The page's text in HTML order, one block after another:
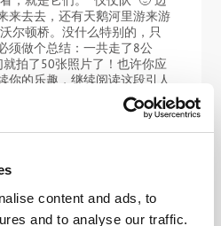
content and ads, to
and to analyse our traffic.
来去去，还有天鹅河里游来游
尔顿桥。没什么特别的，只
须做个总结：一共走了8公
拍了50张照片了！也许你应
你的乐趣，继续阅读这段引人
些来自伦敦的照片都在这